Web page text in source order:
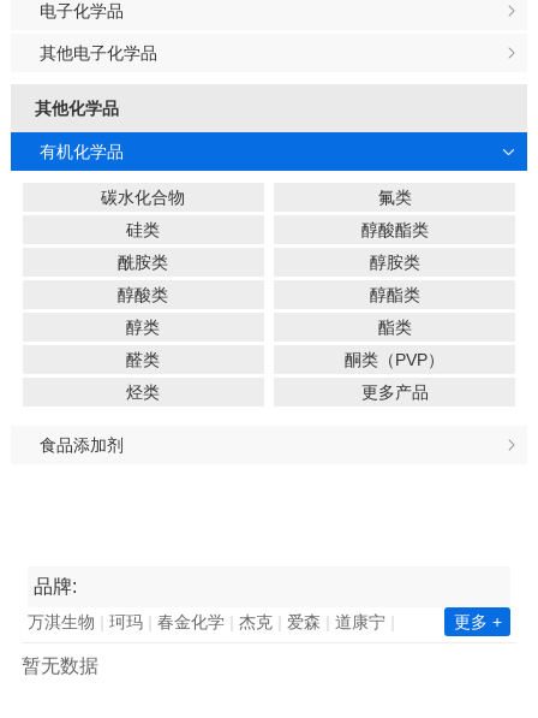
电子化学品
其他电子化学品
其他化学品
有机化学品
碳水化合物
氟类
硅类
醇酸酯类
酰胺类
醇胺类
醇酸类
醇酯类
醇类
酯类
醛类
酮类（PVP）
烃类
更多产品
食品添加剂
品牌:
万淇生物 珂玛 春金化学 杰克 爱森
道康宁
西卡
凯星
更多 +
暂无数据